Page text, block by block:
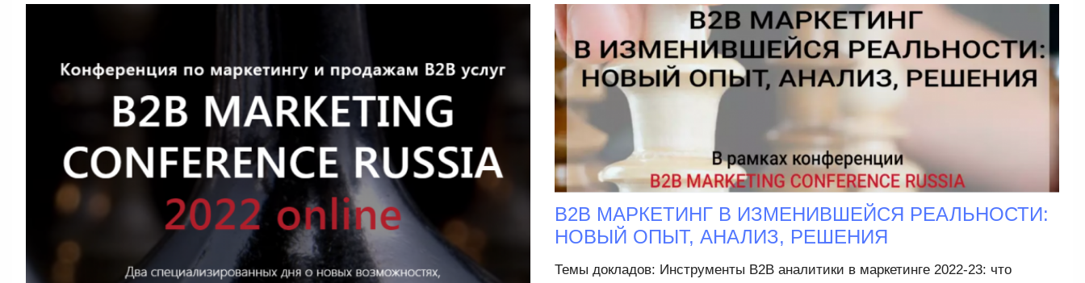
В2В МАРКЕТИНГ В ИЗМЕНИВШЕЙСЯ РЕАЛЬНОСТИ:
НОВЫЙ ОПЫТ, АНАЛИЗ, РЕШЕНИЯ
Темы докладов: Инструменты B2B аналитики в маркетинге 2022-23: что